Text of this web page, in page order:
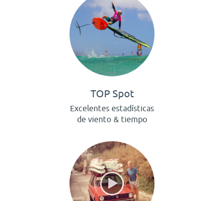
TOP Spot
Excelentes estadísticas
de viento & tiempo